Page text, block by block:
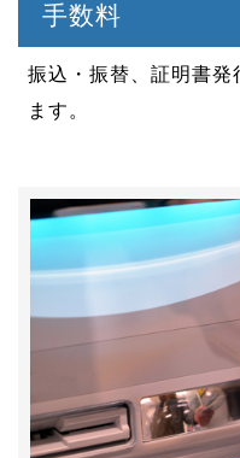
手数料
振込・振替、証明書発
ます。